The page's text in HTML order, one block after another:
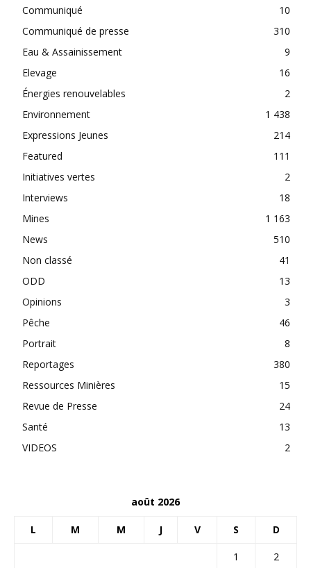
Communiqué
10
Communiqué de presse
310
Eau & Assainissement
9
Elevage
16
Énergies renouvelables
2
Environnement
1 438
Expressions Jeunes
214
Featured
111
Initiatives vertes
2
Interviews
18
Mines
1 163
News
510
Non classé
41
ODD
13
Opinions
3
Pêche
46
Portrait
8
Reportages
380
Ressources Minières
15
Revue de Presse
24
Santé
13
VIDEOS
2
août 2026
L M M J V S D
1
2